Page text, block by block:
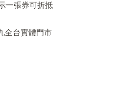
一張券可折抵
全台實體門市